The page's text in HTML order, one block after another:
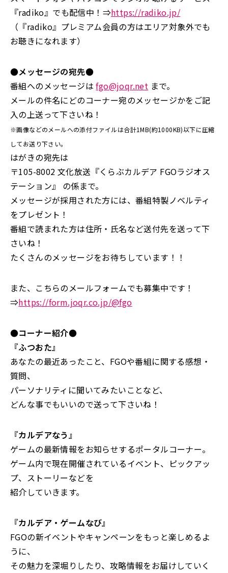
『radiko』でも配信中！⇒https://radiko.jp/
（『radiko』プレミアム会員の方はエリア対象外でも
お聴きになれます）
●メッセージの宛先●
番組へのメッセージはfgo@joqr.net まで。
メールの件名にどのコーナー宛のメッセージかをご記
入の上送って下さいね！
※画像などのメールへの添付ファイルは合計1MB(約1000KB)以下に圧縮
してお送り下さい。
はがきの宛先は
〒105-8002 文化放送『くらぶカルデア FGOラジオス
テーション』 の係まで。
メッセージが採用された方には、番組特製ノベルティ
をプレゼント！
番組で読まれた方は住所・氏名など送付先を送って下
さいね！
たくさんのメッセージをお待ちしています！！
また、こちらのメールフォームでも募集中です！
⇒https://form.joqr.co.jp/@fgo
●コーナー紹介●
『ふつおた』
あなたの最近あったこと、FGOや番組に関する感想・
質問、
パーソナリティに聞いてみたいことなど、
どんな事でもいいので送って下さいね！
『カルデアなう』
ゲームの最新情報をお知らせするポータルコーナー。
ゲーム内で現在開催されているイベント、ピックアッ
プ、ストーリーなどを
紹介していきます。
『カルデア・ゲームなび』
FGOの新イベントやキャンペーンをもっと楽しめるよ
うに、
その魅力を深堀りしたり、攻略情報をお届けしていく